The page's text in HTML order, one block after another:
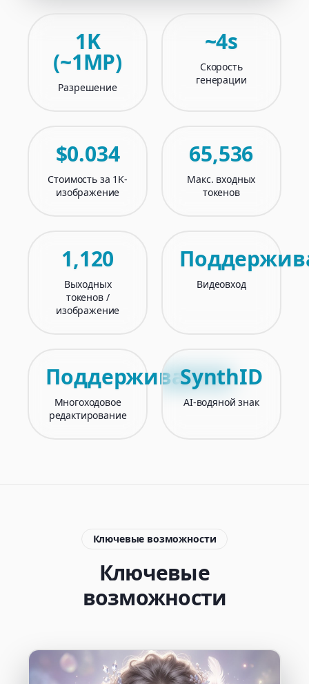
1K
(~1MP)
Разрешение
~4s
Скорость
генерации
$0.034
Стоимость за 1K-
изображение
65,536
Макс. входных
токенов
1,120
Выходных
токенов /
изображение
Видеовход
Поддерживается
Многоходовое
редактирование
SynthID
AI-водяной знак
Ключевые возможности
Ключевые
возможности